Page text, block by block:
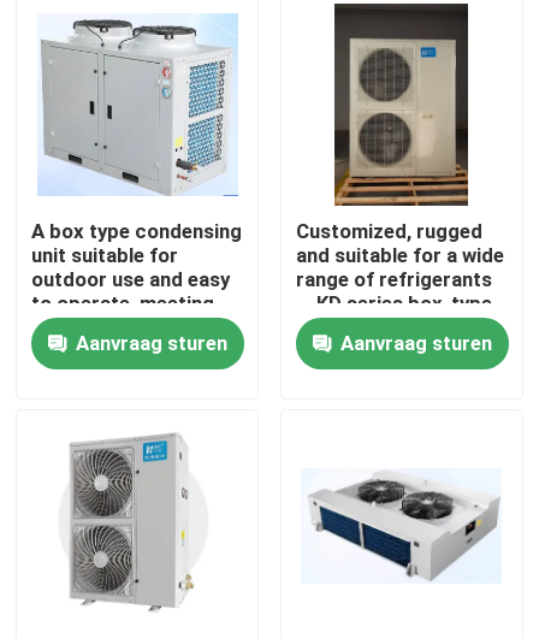
Fabriekstour
Kwaliteitscontrole
Neem contact met ons op
Nieuws
Gevallen
koelkamer verdamper
de koeler van de koude ruimtelucht
A box type condensing
unit suitable for
outdoor use and easy
to operate, meeting
the needs of
refrigerants such as
R404A, R507A, R448,
Aanvraag sturen
Customized, rugged
and suitable for a wide
range of refrigerants
，KD series box-type
condensing
unit（4~7Hp
optional）
Aanvraag sturen